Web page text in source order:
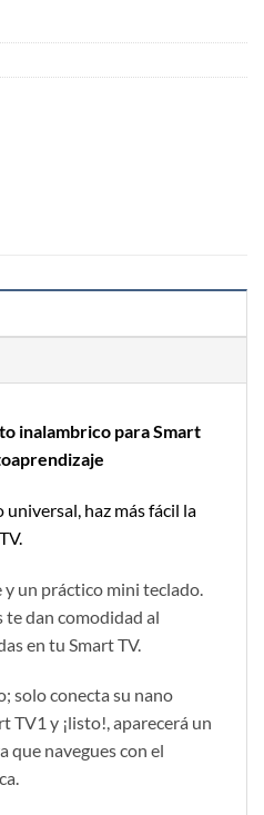
inalambrico para Smart
haz más fácil la
un práctico mini teclado.
te dan comodidad al
en tu Smart TV.
solo conecta su nano
TV1 y ¡listo!, aparecerá un
que navegues con el